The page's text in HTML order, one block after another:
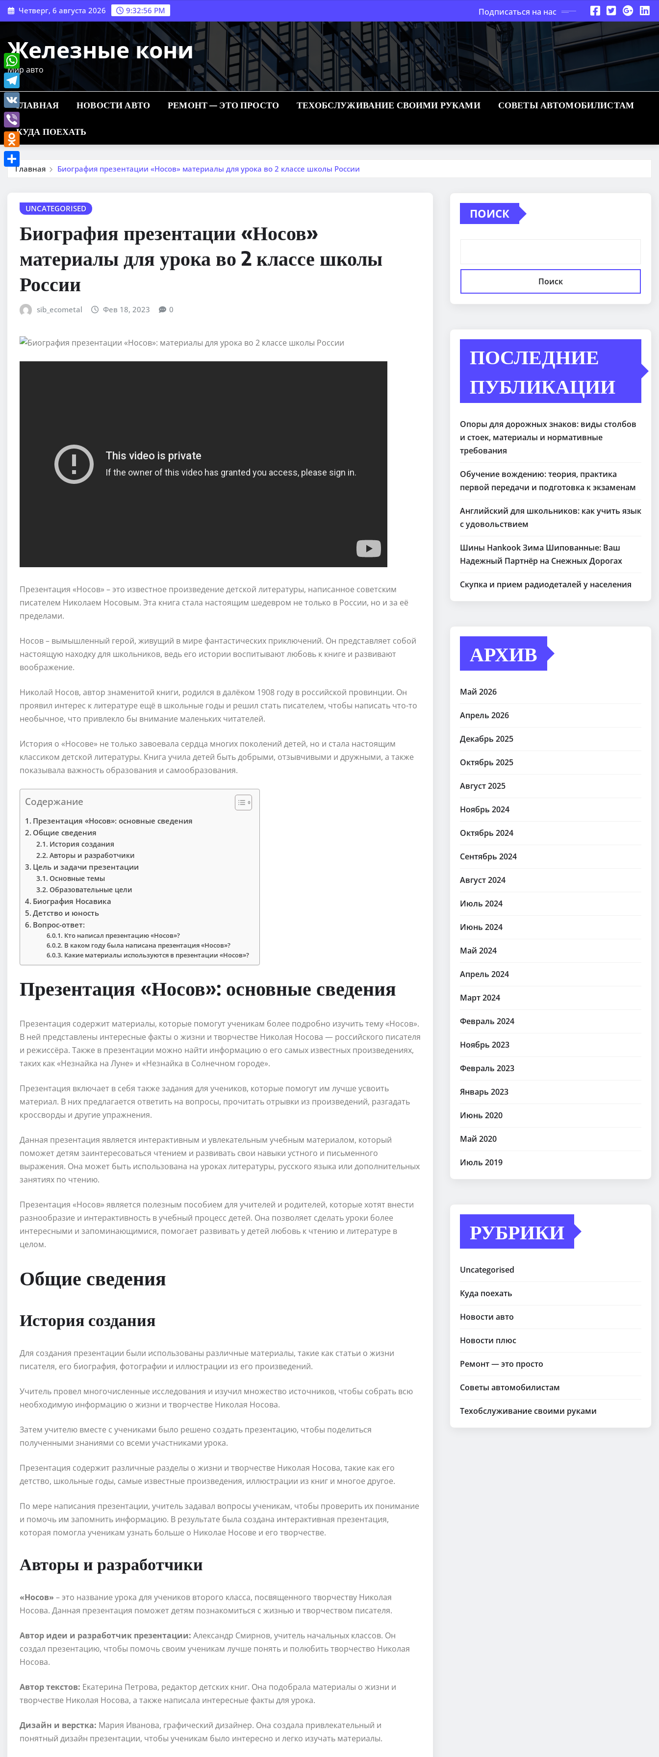
Перейти
к
Четверг, 6 августа 2026 9:32:57 PM Подписаться на нас
Железные кони
Мир авто
ГЛАВНАЯ НОВОСТИ АВТО РЕМОНТ — ЭТО ПРОСТО ТЕХОБСЛУЖИВАНИЕ СВОИМИ РУКАМИ СОВЕТЫ АВТОМОБИЛИСТАМ
КУДА ПОЕХАТЬ
Главная Биография презентации «Носов» материалы для урока во 2 классе школы России
UNCATEGORISED
Биография презентации «Носов»
материалы для урока во 2 классе школы
России
sib_ecometal Фев 18, 2023 0
Презентация «Носов» – это известное произведение детской литературы, написанное советским
писателем Николаем Носовым. Эта книга стала настоящим шедевром не только в России, но и за её
пределами.
Носов – вымышленный герой, живущий в мире фантастических приключений. Он представляет собой
настоящую находку для школьников, ведь его истории воспитывают любовь к книге и развивают
воображение.
Николай Носов, автор знаменитой книги, родился в далёком 1908 году в российской провинции. Он
проявил интерес к литературе ещё в школьные годы и решил стать писателем, чтобы написать что-то
необычное, что привлекло бы внимание маленьких читателей.
История о «Носове» не только завоевала сердца многих поколений детей, но и стала настоящим
классиком детской литературы. Книга учила детей быть добрыми, отзывчивыми и дружными, а также
показывала важность образования и самообразования.
Содержание
Презентация «Носов»: основные сведения
Общие сведения
История создания
Авторы и разработчики
Цель и задачи презентации
Основные темы
Образовательные цели
Биография Носавика
Детство и юность
Вопрос-ответ:
Кто написал презентацию «Носов»?
В каком году была написана презентация «Носов»?
Какие материалы используются в презентации «Носов»?
Презентация «Носов»: основные сведения
Презентация содержит материалы, которые помогут ученикам более подробно изучить тему «Носов».
В ней представлены интересные факты о жизни и творчестве Николая Носова — российского писателя
и режиссёра. Также в презентации можно найти информацию о его самых известных произведениях,
таких как «Незнайка на Луне» и «Незнайка в Солнечном городе».
Презентация включает в себя также задания для учеников, которые помогут им лучше усвоить
материал. В них предлагается ответить на вопросы, прочитать отрывки из произведений, разгадать
кроссворды и другие упражнения.
Данная презентация является интерактивным и увлекательным учебным материалом, который
поможет детям заинтересоваться чтением и развивать свои навыки устного и письменного
выражения. Она может быть использована на уроках литературы, русского языка или дополнительных
занятиях по чтению.
Презентация «Носов» является полезным пособием для учителей и родителей, которые хотят внести
разнообразие и интерактивность в учебный процесс детей. Она позволяет сделать уроки более
интересными и запоминающимися, помогает развивать у детей любовь к чтению и литературе в
целом.
Общие сведения
История создания
Для создания презентации были использованы различные материалы, такие как статьи о жизни
писателя, его биография, фотографии и иллюстрации из его произведений.
Учитель провел многочисленные исследования и изучил множество источников, чтобы собрать всю
необходимую информацию о жизни и творчестве Николая Носова.
Затем учителю вместе с учениками было решено создать презентацию, чтобы поделиться
полученными знаниями со всеми участниками урока.
Презентация содержит различные разделы о жизни и творчестве Николая Носова, такие как его
детство, школьные годы, самые известные произведения, иллюстрации из книг и многое другое.
По мере написания презентации, учитель задавал вопросы ученикам, чтобы проверить их понимание
и помочь им запомнить информацию. В результате была создана интерактивная презентация,
которая помогла ученикам узнать больше о Николае Носове и его творчестве.
Авторы и разработчики
«Носов» – это название урока для учеников второго класса, посвященного творчеству Николая
Носова. Данная презентация поможет детям познакомиться с жизнью и творчеством писателя.
Автор идеи и разработчик презентации: Александр Смирнов, учитель начальных классов. Он
создал презентацию, чтобы помочь своим ученикам лучше понять и полюбить творчество Николая
Носова.
Автор текстов: Екатерина Петрова, редактор детских книг. Она подобрала материалы о жизни и
творчестве Николая Носова, а также написала интересные факты для урока.
Дизайн и верстка: Мария Иванова, графический дизайнер. Она создала привлекательный и
понятный дизайн презентации, чтобы ученикам было интересно и легко изучать материалы.
ПОИСК
Поиск
ПОСЛЕДНИЕ
ПУБЛИКАЦИИ
Опоры для дорожных знаков: виды столбов
и стоек, материалы и нормативные
требования
Обучение вождению: теория, практика
первой передачи и подготовка к экзаменам
Английский для школьников: как учить язык
с удовольствием
Шины Hankook Зима Шипованные: Ваш
Надежный Партнёр на Снежных Дорогах
Скупка и прием радиодеталей у населения
АРХИВ
Май 2026
Апрель 2026
Декабрь 2025
Октябрь 2025
Август 2025
Ноябрь 2024
Октябрь 2024
Сентябрь 2024
Август 2024
Июль 2024
Июнь 2024
Май 2024
Апрель 2024
Март 2024
Февраль 2024
Ноябрь 2023
Февраль 2023
Январь 2023
Июнь 2020
Май 2020
Июль 2019
РУБРИКИ
Uncategorised
Куда поехать
Новости авто
Новости плюс
Ремонт — это просто
Советы автомобилистам
Техобслуживание своими руками
WhatsApp
Telegram
VK
Viber
Odnoklassniki
Отправить